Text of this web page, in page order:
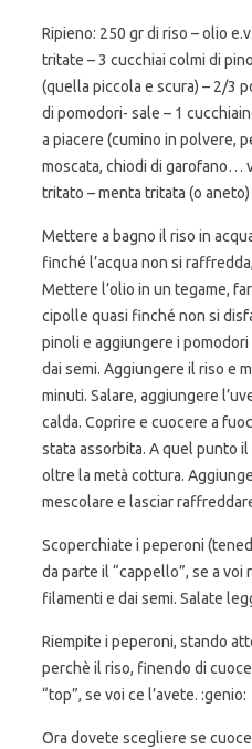
Ripieno: 250 gr di riso – olio
tritate – 3 cucchiai colmi di
(quella piccola e scura) – 2/3
di pomodori- sale – 1
a piacere (cumino in polvere,
moscata, chiodi di garofano…
tritato – menta tritata (o
Mettere a bagno il riso in
finché l’acqua non si
Mettere l’olio in un tegame,
cipolle quasi finché non si
pinoli e aggiungere i
dai semi. Aggiungere il riso e
minuti. Salare, aggiungere
calda. Coprire e cuocere a
stata assorbita. A quel punto
oltre la metà cottura.
mescolare e lasciar
Scoperchiate i peperoni
da parte il “cappello”, se a voi
filamenti e dai semi. Salate
Riempite i peperoni, stando
perchè il riso, finendo di
“top”, se voi ce l’avete. :genio:
Ora dovete scegliere se